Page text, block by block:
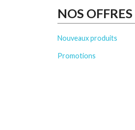
NOS OFFRES
Nouveaux produits
Promotions